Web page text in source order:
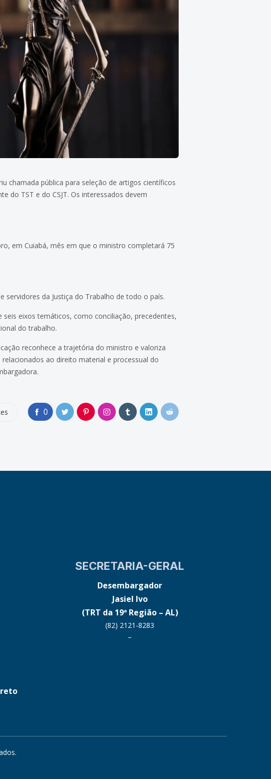
chamada pública para seleção de artigos científicos
do TST e do CSJT. Os interessados devem
em Cuiabá, mês em que o ministro completará 75
da Justiça do Trabalho de todo o país.
eixos temáticos, como conciliação, precedentes,
do trabalho.
reconhece a trajetória do ministro e valoriza
ao direito material e processual do
0
SECRETARIA-GERAL
Desembargador
Jasiel Ivo
(TRT da 19ª Região – AL)
(82) 2121-8283
–